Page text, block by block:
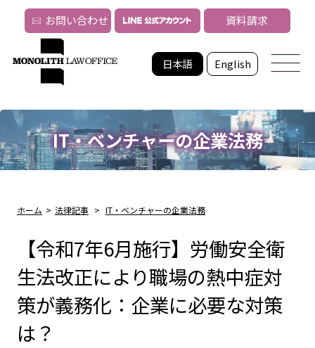
日本語 English
お問い合わせ 資料請求
IT・ベンチャーの企業法務
ホーム > 法律記事 > IT・ベンチャーの企業法務
【令和7年6月施行】労働安全衛
生法改正により職場の熱中症対
策が義務化：企業に必要な対策
は？